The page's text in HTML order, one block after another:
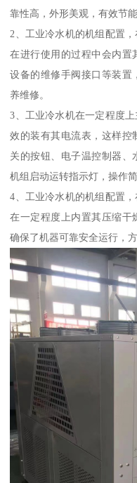
靠性高，外形美观，有效节能
2、工业冷水机的机组配置
在进行使用的过程中会内置
设备的维修手阀接口等装置
养维修。
3、工业冷水机在一定程度
效的装有其电流表，这样控
关的按钮、电子温控制器、
机组启动运转指示灯，操作
4、工业冷水机的机组配置
在一定程度上内置其压缩干
确保了机器可靠安全运行，